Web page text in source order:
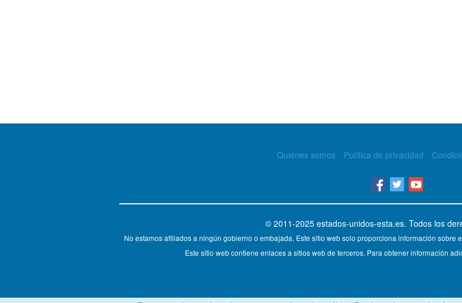
Quiénes somos Política de privacidad
© 2011-2025 estados-unidos-esta.es. Todos los
No estamos afiliados a ningún gobierno o embajada. Este sitio web solo proporciona información sobre
Este sitio web contiene enlaces a sitios web de terceros. Para obtener información